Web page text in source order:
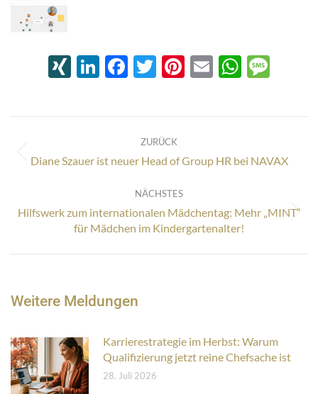
XINGLinkedIn
Facebook
Twitter
Pinterest
Email
ZURÜCK
Vorheriger
Diane Szauer ist neuer Head of Group HR bei NAVAX
NÄCHSTES
Nächster
Beitrag:
Hilfswerk zum internationalen Mädchentag: Mehr „MINT“
für Mädchen im Kindergartenalter!
Weitere Meldungen
Karrierestrategie im Herbst: Warum
Qualifizierung jetzt reine Chefsache ist
28. Juli 2026